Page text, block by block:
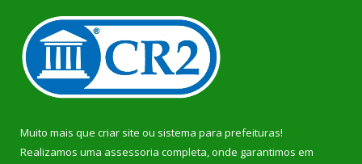
Muito mais que criar site ou sistema para prefeituras!
Realizamos uma assessoria completa, onde garantimos em